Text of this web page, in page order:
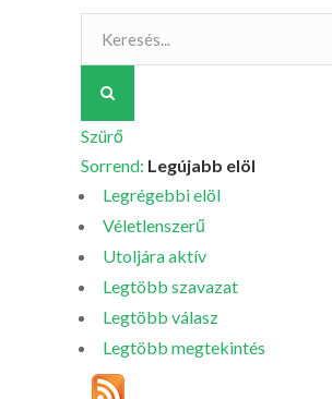
Szürő
Sorrend: Legújabb elöl
Legrégebbi elöl
Véletlenszerű
Utoljára aktív
Legtöbb szavazat
Legtöbb válasz
Legtöbb megtekintés